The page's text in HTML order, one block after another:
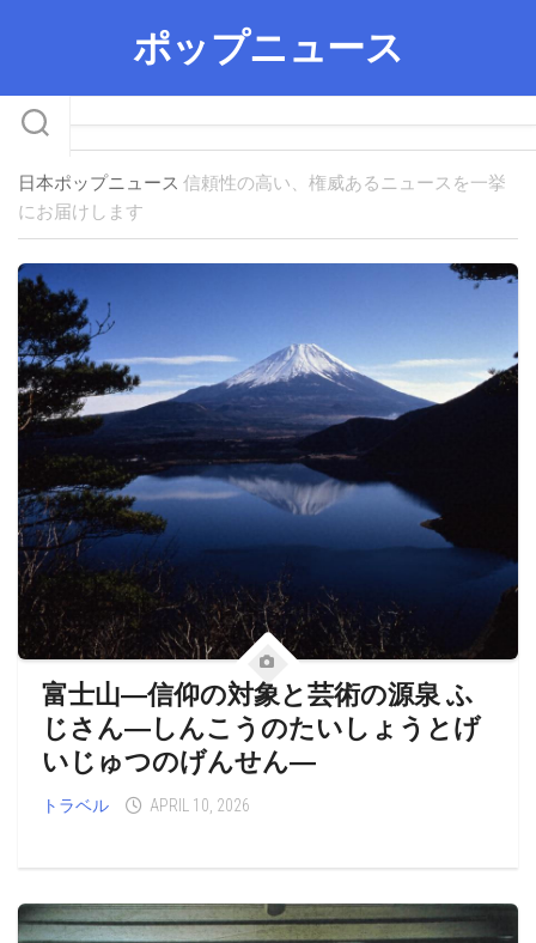
ポップニュース
日本ポップニュース 信頼性の高い、権威あるニュースを一挙
にお届けします
富士山―信仰の対象と芸術の源泉 ふ
じさん―しんこうのたいしょうとげ
いじゅつのげんせん―
トラベル APRIL 10, 2026